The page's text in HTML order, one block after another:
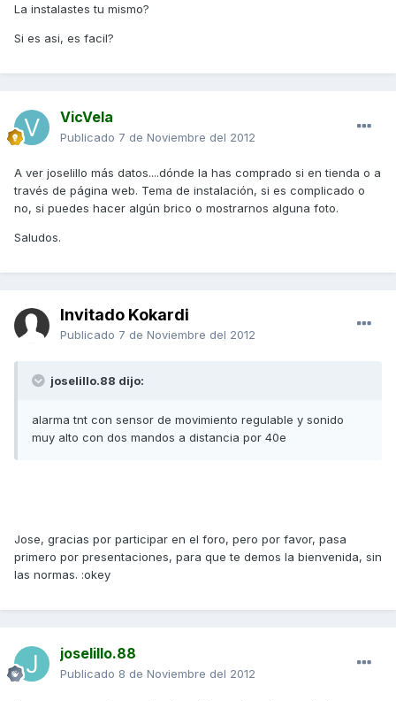
La instalastes tu mismo?
Si es asi, es facil?
VicVela
Publicado 7 de Noviembre del 2012
A ver joselillo más datos....dónde la has comprado si en tienda o a
través de página web. Tema de instalación, si es complicado o
no, si puedes hacer algún brico o mostrarnos alguna foto.
Saludos.
Invitado Kokardi
Publicado 7 de Noviembre del 2012
joselillo.88 dijo:
alarma tnt con sensor de movimiento regulable y sonido
muy alto con dos mandos a distancia por 40e
Jose, gracias por participar en el foro, pero por favor, pasa
primero por presentaciones, para que te demos la bienvenida, sin
las normas. :okey
joselillo.88
Publicado 8 de Noviembre del 2012